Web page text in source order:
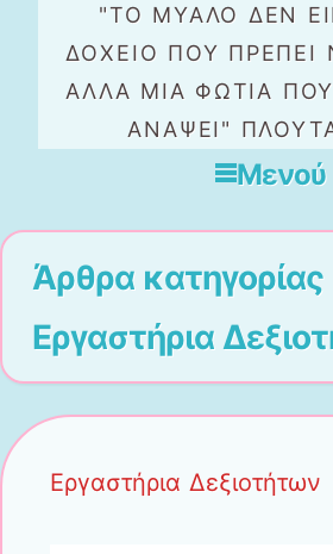
"ΤΟ ΜΥΑΛΟ ΔΕΝ
ΔΟΧΕΙΟ ΠΟΥ ΠΡΕΠΕΙ
ΑΛΛΑ ΜΙΑ ΦΩΤΙΑ
ΑΝΑΨΕΙ"
Μενού
Άρθρα κατηγορίας
Εργαστήρια
Εργαστήρια Δεξιοτήτων